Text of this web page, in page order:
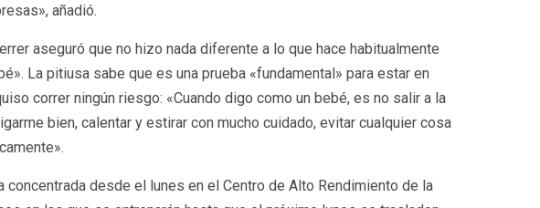
añadió.
aseguró que no hizo nada diferente a lo que hace habitualmente
La pitiusa sabe que es una prueba «fundamental» para estar en
correr ningún riesgo: «Cuando digo como un bebé, es no salir a la
bien, calentar y estirar con mucho cuidado, evitar cualquier cosa
concentrada desde el lunes en el Centro de Alto Rendimiento de la